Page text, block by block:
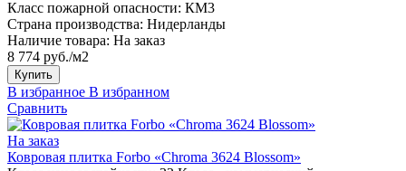
Класс пожарной опасности: КМ3
Страна производства: Нидерланды
Наличие товара: На заказ
8 774 руб./м2
Купить
В избранное В избранном
Сравнить
На заказ
Ковровая плитка Forbo «Chroma 3624 Blossom»